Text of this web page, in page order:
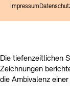
Impressum
Die tiefenzeitlichen
Zeichnungen
die Ambivalenz